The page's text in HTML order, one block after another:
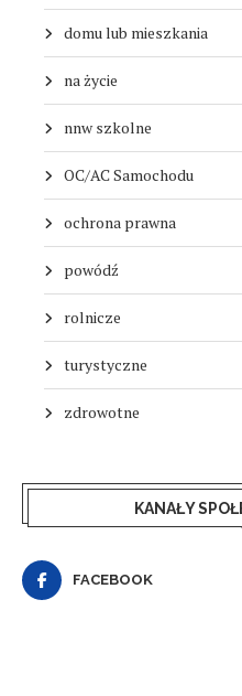
domu lub mieszkania
na życie
nnw szkolne
OC/AC Samochodu
ochrona prawna
powódź
rolnicze
turystyczne
zdrowotne
KANAŁY
FACEBOOK